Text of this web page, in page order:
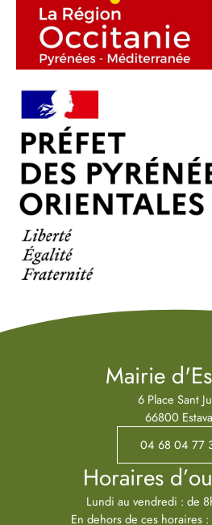
Mairie
6 Place Sant
66800
04 68 04 77
Horaires
Lundi au vendredi : de
En dehors de ces horaires